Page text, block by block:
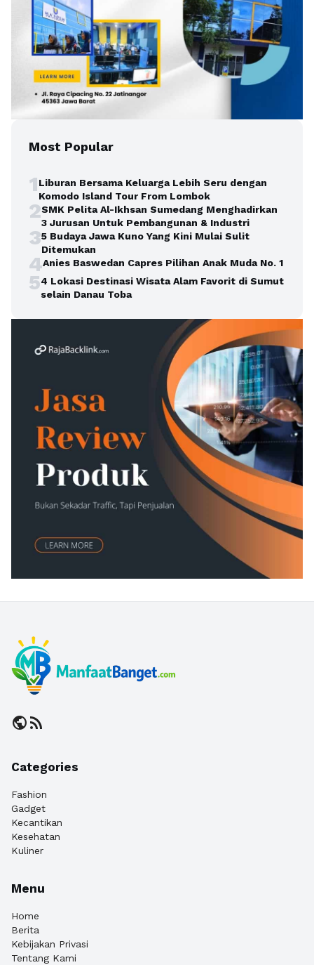
Most Popular
1Liburan Bersama Keluarga Lebih Seru dengan
Komodo Island Tour From Lombok
2SMK Pelita Al-Ikhsan Sumedang Menghadirkan
3 Jurusan Untuk Pembangunan & Industri
35 Budaya Jawa Kuno Yang Kini Mulai Sulit
Ditemukan
4Anies Baswedan Capres Pilihan Anak Muda No. 1
54 Lokasi Destinasi Wisata Alam Favorit di Sumut
selain Danau Toba
publicrss_feed
Categories
Fashion
Gadget
Kecantikan
Kesehatan
Kuliner
Menu
Home
Berita
Kebijakan Privasi
Tentang Kami